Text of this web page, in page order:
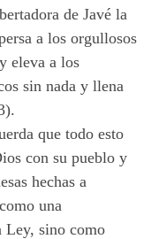
de Javé la
a los orgullosos
eleva a los
sin nada y llena
que todo esto
con su pueblo y
hechas a
una
Ley, sino como